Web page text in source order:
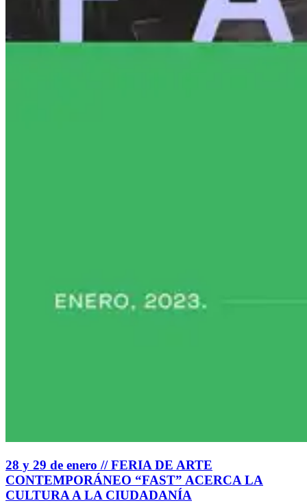
28 y 29 de enero // FERIA DE ARTE
CONTEMPORÁNEO “FAST” ACERCA LA
CULTURA A LA CIUDADANÍA